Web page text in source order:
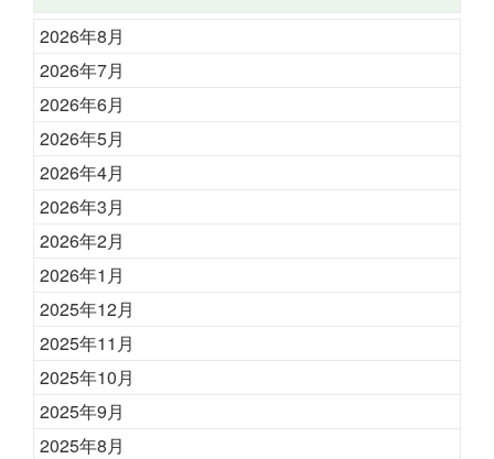
2026年8月
2026年7月
2026年6月
2026年5月
2026年4月
2026年3月
2026年2月
2026年1月
2025年12月
2025年11月
2025年10月
2025年9月
2025年8月